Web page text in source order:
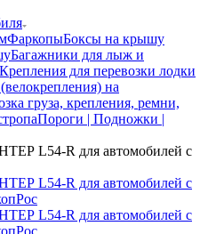
ФаркопыБоксы на крышу
Багажники для лыж и
Крепления для перевозки лодки
на
груза, крепления, ремни,
Пороги | Подножки |
L54-R для автомобилей с